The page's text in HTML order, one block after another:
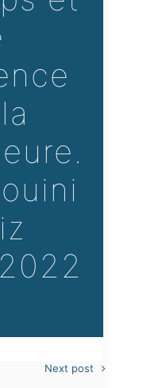
Next post